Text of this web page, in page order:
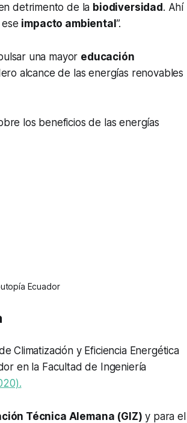
detrimento de la biodiversidad. Ahí
impacto ambiental”.
una mayor educación
alcance de las energías renovables
los beneficios de las energías
Ecuador
Climatización y Eficiencia Energética
en la Facultad de Ingeniería
Técnica Alemana (GIZ) y para el